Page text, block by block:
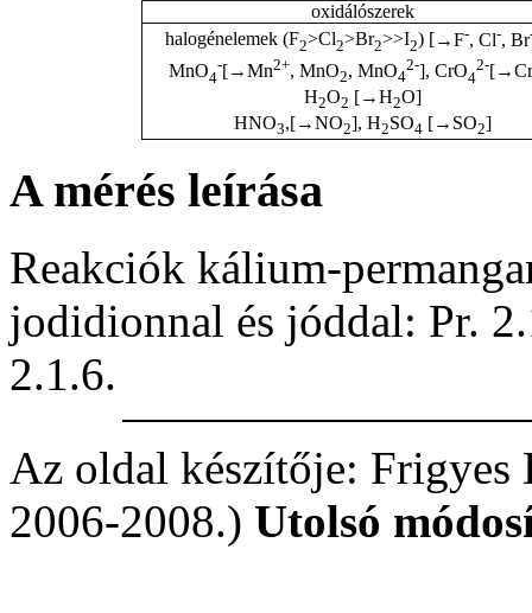
oxidálószerek
halogénelemek (F2>Cl2>Br2>>I2) [→F-, Cl-, Br
MnO4
-[→Mn2+, MnO2, MnO4
2-], CrO4
2-[→Cr
H2O2 [→H2O]
HNO3,[→NO2], H2SO4 [→SO2]
A mérés leírása
Reakciók kálium-
jodidionnal és jóddal: Pr.
2.1.6.
Az oldal készítője:
2006-2008.) Utolsó